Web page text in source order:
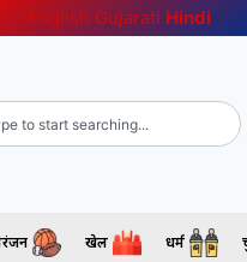
English Gujarati Hindi
खेल धर्म